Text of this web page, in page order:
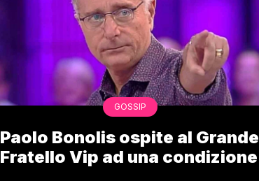
GOSSIP
Paolo Bonolis ospite al Grande
Fratello Vip ad una condizione